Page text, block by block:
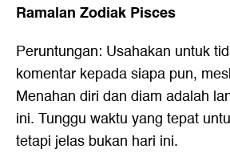
Ramalan Zodiak Pisces
Peruntungan: Usahakan untuk
komentar kepada siapa pun,
Menahan diri dan diam adalah
ini. Tunggu waktu yang tepat
tetapi jelas bukan hari ini.